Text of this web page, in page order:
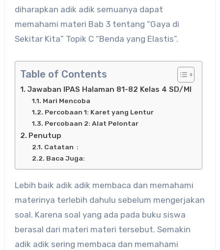
diharapkan adik adik semuanya dapat
memahami materi Bab 3 tentang “Gaya di
Sekitar Kita” Topik C “Benda yang Elastis”.
Table of Contents
Jawaban IPAS Halaman 81-82 Kelas 4 SD/MI
Mari Mencoba
Percobaan 1: Karet yang Lentur
Percobaan 2: Alat Pelontar
Penutup
Catatan :
Baca Juga:
Lebih baik adik adik membaca dan memahami
materinya terlebih dahulu sebelum mengerjakan
soal. Karena soal yang ada pada buku siswa
berasal dari materi materi tersebut. Semakin
adik adik sering membaca dan memahami